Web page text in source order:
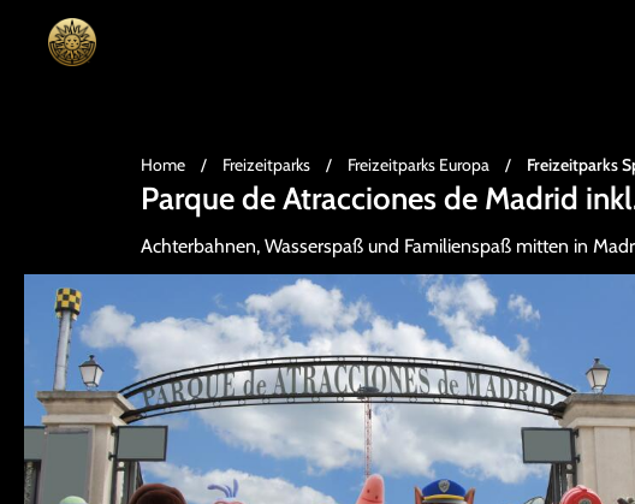
Home / Freizeitparks / Freizeitparks Europa / Freizeitparks
Parque de Atracciones de Madrid
Achterbahnen, Wasserspaß und Familienspaß mitten in